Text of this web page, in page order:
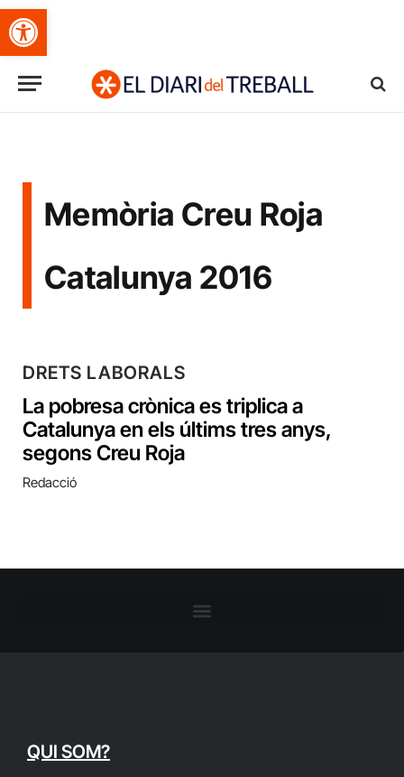
Obre la barra d'eines
Memòria Creu Roja
Catalunya 2016
DRETS LABORALS
La pobresa crònica es triplica a
Catalunya en els últims tres anys,
segons Creu Roja
Redacció
QUI SOM?